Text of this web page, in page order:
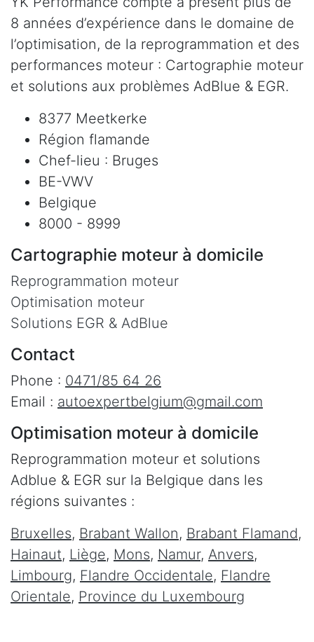
8 années d’expérience dans le domaine de
l’optimisation, de la reprogrammation et des
performances moteur : Cartographie moteur
et solutions aux problèmes AdBlue & EGR.
8377 Meetkerke
Région flamande
Chef-lieu : Bruges
BE-VWV
Belgique
8000 - 8999
Cartographie moteur à domicile
Reprogrammation moteur
Optimisation moteur
Solutions EGR & AdBlue
Contact
Phone : 0471/85 64 26
Email : autoexpertbelgium@gmail.com
Optimisation moteur à domicile
Reprogrammation moteur et solutions
Adblue & EGR sur la Belgique dans les
régions suivantes :
Bruxelles, Brabant Wallon, Brabant Flamand,
Hainaut, Liège, Mons, Namur, Anvers,
Limbourg, Flandre Occidentale, Flandre
Orientale, Province du Luxembourg